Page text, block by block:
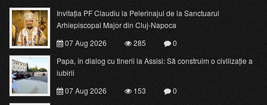
Invitația PF Claudiu la Pelerinajul de la Sanctuarul
Arhiepiscopal Major din Cluj-Napoca
07 Aug 2026
285
0
Papa, în dialog cu tinerii la Assisi: Să construim o civilizație a
iubirii
07 Aug 2026
153
0